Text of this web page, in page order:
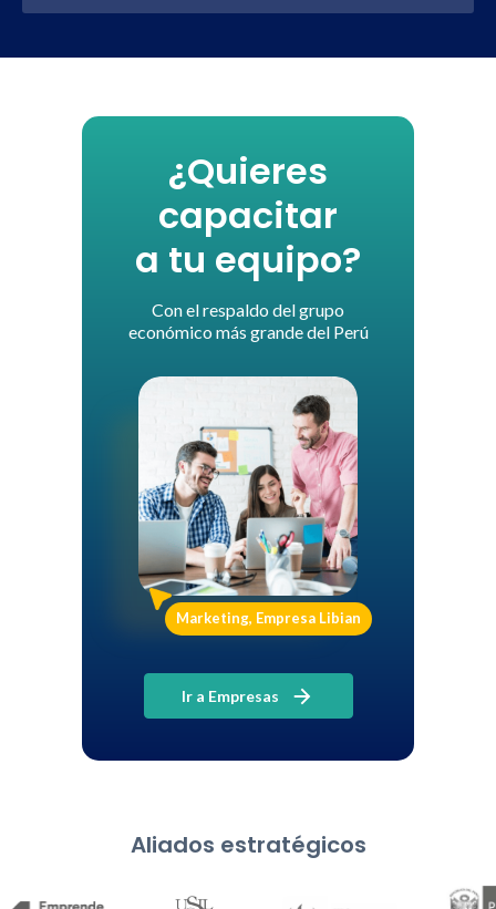
¿Quieres
capacitar
a tu equipo?
Con el respaldo del grupo
económico más grande del Perú
Marketing, Empresa Libian
Ir a Empresas
Aliados estratégicos